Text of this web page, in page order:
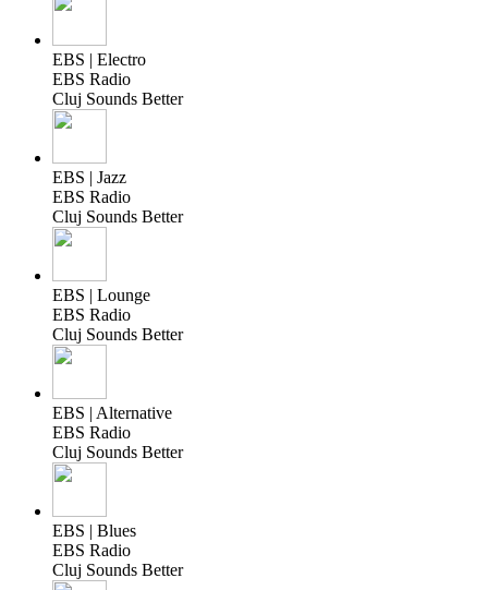
EBS | Electro
EBS Radio
Cluj Sounds Better
EBS | Jazz
EBS Radio
Cluj Sounds Better
EBS | Lounge
EBS Radio
Cluj Sounds Better
EBS | Alternative
EBS Radio
Cluj Sounds Better
EBS | Blues
EBS Radio
Cluj Sounds Better